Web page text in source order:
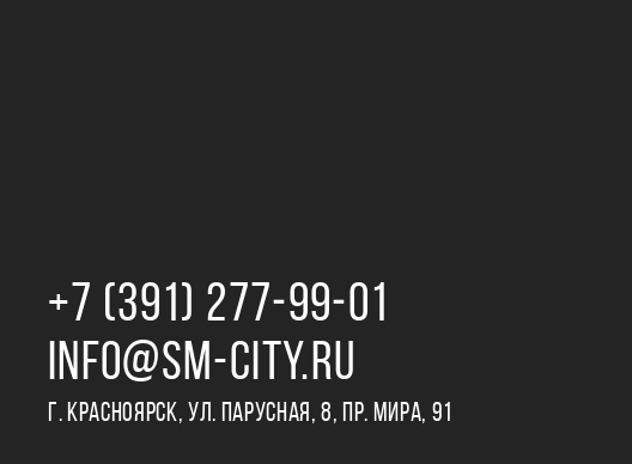
+7 (391) 277‒99‒01
INFO@SM-CITY.RU
Г. КРАСНОЯРСК, УЛ. ПАРУСНАЯ, 8, ПР. МИРА, 91